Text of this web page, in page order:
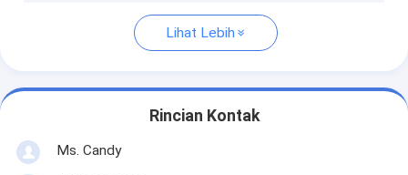
Lihat Lebih
Rincian Kontak
Ms. Candy